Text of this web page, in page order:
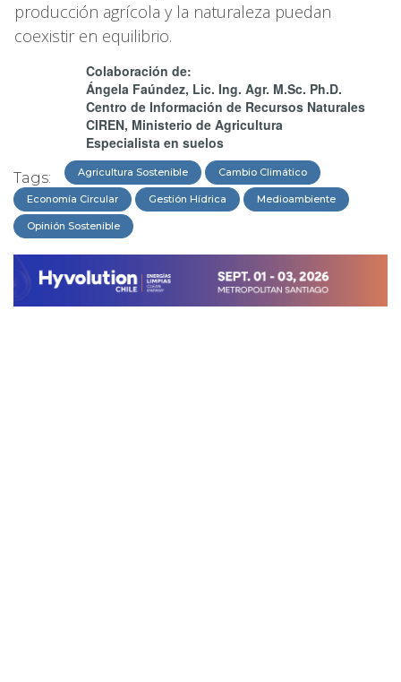
producción agrícola y la naturaleza puedan
coexistir en equilibrio.
Colaboración de:
Ángela Faúndez, Lic. Ing. Agr. M.Sc. Ph.D.
Centro de Información de Recursos Naturales
CIREN, Ministerio de Agricultura
Especialista en suelos
Tags: Agricultura Sostenible Cambio Climático
Economía Circular Gestión Hídrica Medioambiente
Opinión Sostenible